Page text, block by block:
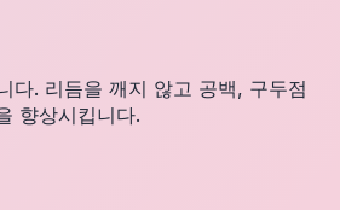
다. 리듬을 깨지 않고 공백, 구두점
향상시킵니다.